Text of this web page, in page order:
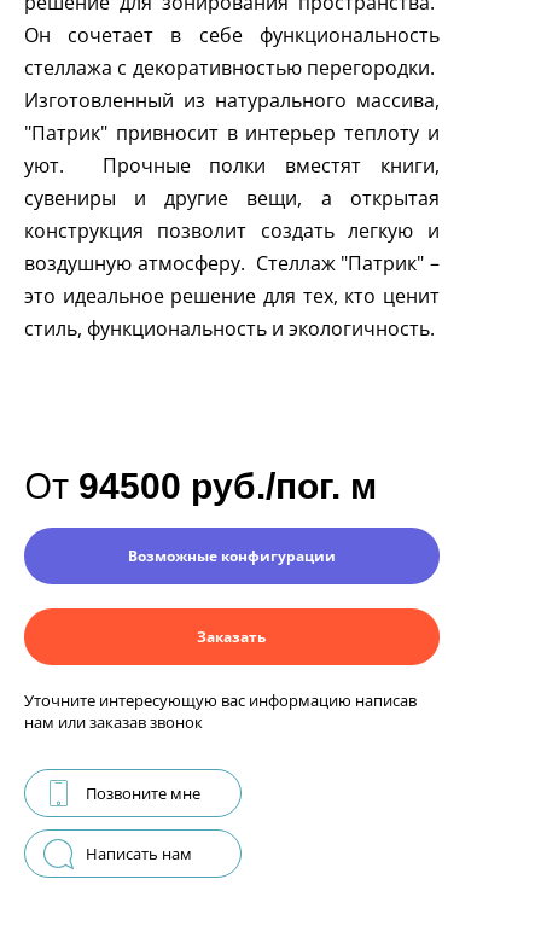
Он сочетает в себе функциональность
стеллажа с декоративностью перегородки.
Изготовленный из натурального массива,
"Патрик" привносит в интерьер теплоту и
уют. Прочные полки вместят книги,
сувениры и другие вещи, а открытая
конструкция позволит создать легкую и
воздушную атмосферу. Стеллаж "Патрик" –
это идеальное решение для тех, кто ценит
стиль, функциональность и экологичность.
От 94500 руб./пог. м
Возможные конфигурации
Заказать
Уточните интересующую вас информацию написав
нам или заказав звонок
Позвоните мне
Написать нам